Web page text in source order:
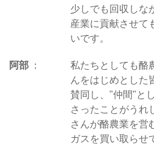
少しでも回収しな
産業に貢献させて
いです。
阿部
私たちとしても酪
んをはじめとした
賛同し、"仲間"と
さったことがうれ
さんが酪農業を営
ガスを買い取らせ